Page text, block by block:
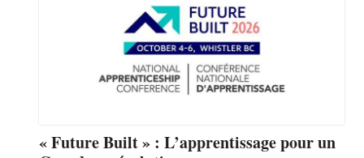
« Future Built » : L’apprentissage pour un